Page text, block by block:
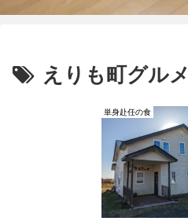
えりも町グルメ
単身赴任の食